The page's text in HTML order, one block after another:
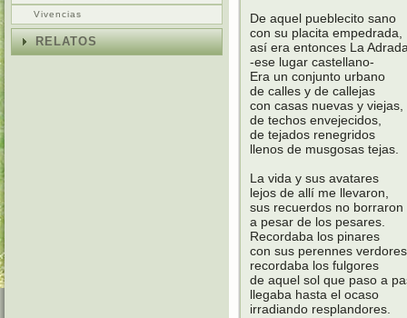
Vivencias
RELATOS
De aquel pueblecito sano
con su placita empedrada,
así era entonces La
-ese lugar castellano-
Era un conjunto urbano
de calles y de callejas
con casas nuevas y viejas,
de techos envejecidos,
de tejados renegridos
llenos de musgosas tejas.
La vida y sus avatares
lejos de allí me llevaron,
sus recuerdos no borraron
a pesar de los pesares.
Recordaba los pinares
con sus perennes
recordaba los fulgores
de aquel sol que paso a
llegaba hasta el ocaso
irradiando resplandores.